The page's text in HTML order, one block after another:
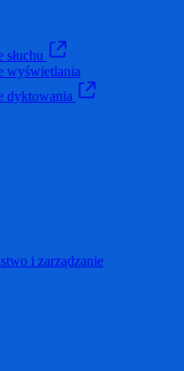
słuchu
wyświetlania
dyktowania
i zarządzanie